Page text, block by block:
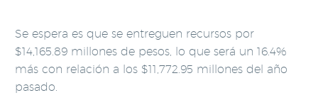
Se espera es que se entreguen recursos por
$14,165.89 millones de pesos, lo que será un 16.4%
más con relación a los $11,772.95 millones del año
pasado.